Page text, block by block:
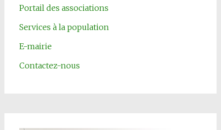
Portail des associations
Services à la population
E-mairie
Contactez-nous